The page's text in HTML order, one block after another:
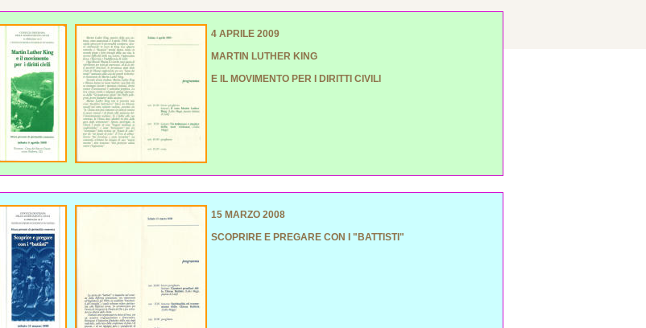
4 APRILE 2009
MARTIN LUTHER KING
E IL MOVIMENTO PER I DIRITTI CIVILI
15 MARZO 2008
SCOPRIRE E PREGARE CON I "BATTISTI"